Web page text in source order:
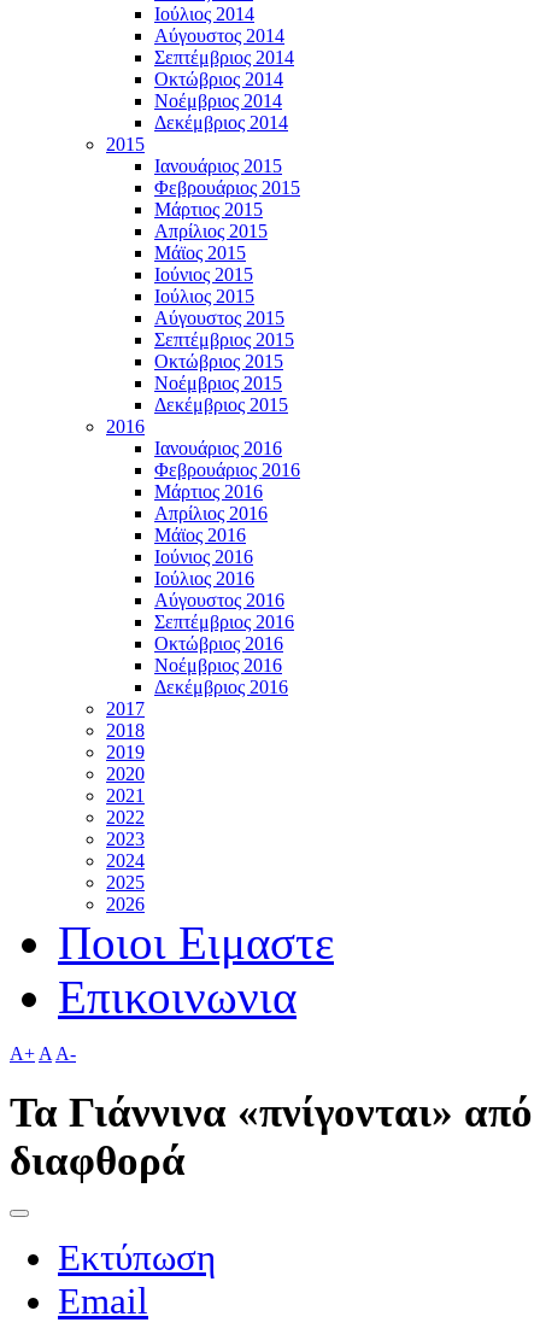
Ιούλιος 2014
Αύγουστος 2014
Σεπτέμβριος 2014
Οκτώβριος 2014
Νοέμβριος 2014
Δεκέμβριος 2014
2015
Ιανουάριος 2015
Φεβρουάριος 2015
Μάρτιος 2015
Απρίλιος 2015
Μάϊος 2015
Ιούνιος 2015
Ιούλιος 2015
Αύγουστος 2015
Σεπτέμβριος 2015
Οκτώβριος 2015
Νοέμβριος 2015
Δεκέμβριος 2015
2016
Ιανουάριος 2016
Φεβρουάριος 2016
Μάρτιος 2016
Απρίλιος 2016
Μάϊος 2016
Ιούνιος 2016
Ιούλιος 2016
Αύγουστος 2016
Σεπτέμβριος 2016
Οκτώβριος 2016
Νοέμβριος 2016
Δεκέμβριος 2016
2017
2018
2019
2020
2021
2022
2023
2024
2025
2026
Ποιοι Ειμαστε
Επικοινωνια
A+ A A-
Τα Γιάννινα «πνίγονται»
διαφθορά
Εκτύπωση
Email